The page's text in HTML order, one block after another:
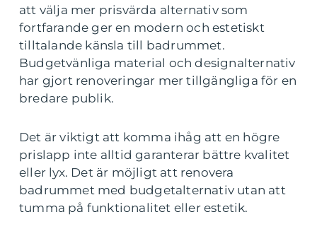
att välja mer prisvärda alternativ som
fortfarande ger en modern och estetiskt
tilltalande känsla till badrummet.
Budgetvänliga material och designalternativ
har gjort renoveringar mer tillgängliga för en
bredare publik.
Det är viktigt att komma ihåg att en högre
prislapp inte alltid garanterar bättre kvalitet
eller lyx. Det är möjligt att renovera
badrummet med budgetalternativ utan att
tumma på funktionalitet eller estetik.